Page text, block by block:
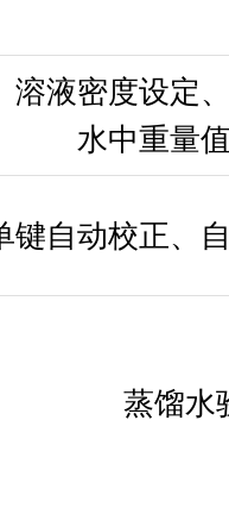
溶液密度设定
水中重量
键自动校正、
蒸馏水